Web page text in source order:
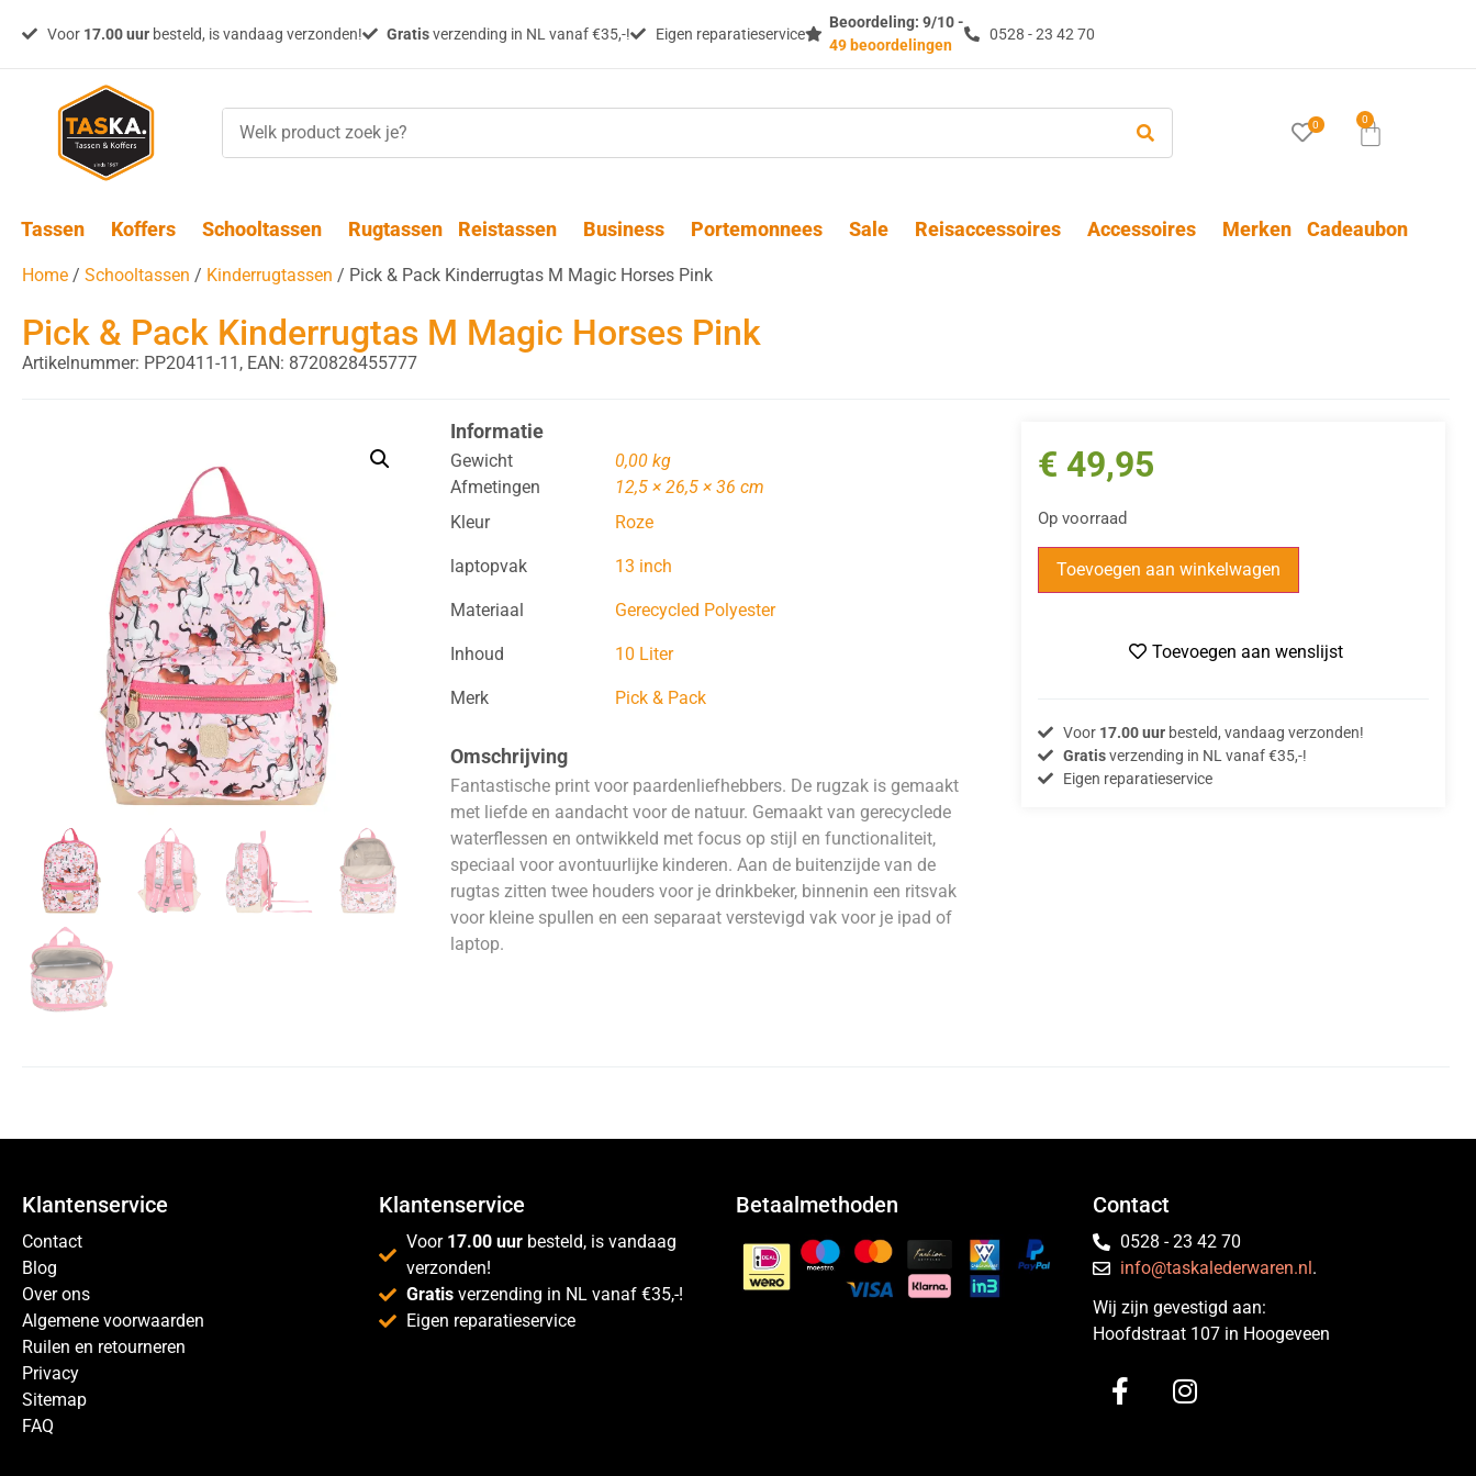
Voor 17.00 uurbesteld, is vandaag verzonden! Gratisverzending in NL vanaf €35,-! Eigen reparatieservice
Beoordeling: 9/10 -
49 beoordelingen
0528 - 23 42 70
0 0
Tassen Koffers Schooltassen Rugtassen Reistassen Business Portemonnees Sale Reisaccessoires Accessoires Merken Cadeaubon
Home / Schooltassen / Kinderrugtassen / Pick & Pack Kinderrugtas M Magic Horses Pink
Pick & Pack Kinderrugtas M Magic Horses Pink
Artikelnummer: PP20411-11, EAN: 8720828455777
Informatie
Gewicht
0,00 kg
Afmetingen
12,5 × 26,5 × 36 cm
Kleur
Roze
laptopvak 13 inch
Materiaal Gerecycled Polyester
Inhoud 10 Liter
Merk Pick & Pack
Omschrijving
Fantastische print voor paardenliefhebbers. De rugzak is gemaakt
met liefde en aandacht voor de natuur. Gemaakt van gerecyclede
waterflessen en ontwikkeld met focus op stijl en functionaliteit,
speciaal voor avontuurlijke kinderen. Aan de buitenzijde van de
rugtas zitten twee houders voor je drinkbeker, binnenin een ritsvak
voor kleine spullen en een separaat verstevigd vak voor je ipad of
laptop.
€ 49,95
Op voorraad
Toevoegen aan winkelwagen
Toevoegen aan wenslijst
Voor 17.00 uurbesteld, vandaag verzonden!
Gratisverzending in NL vanaf €35,-!
Eigen reparatieservice
Klantenservice
Contact
Blog
Over ons
Algemene voorwaarden
Ruilen en retourneren
Privacy
Sitemap
FAQ
Klantenservice
Voor 17.00 uur besteld, is vandaag
verzonden!
Gratis verzending in NL vanaf €35,-!
Eigen reparatieservice
Betaalmethoden Contact
0528 - 23 42 70
info@taskalederwaren.nl.
Wij zijn gevestigd aan:
Hoofdstraat 107 in Hoogeveen